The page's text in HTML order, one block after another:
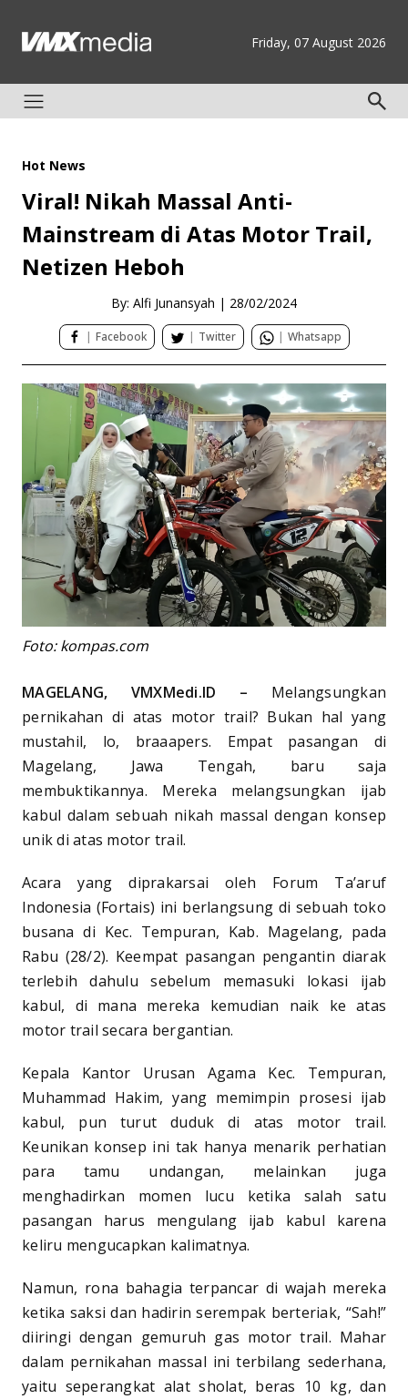
Friday, 07 August 2026
Hot News
Viral! Nikah Massal Anti-
Mainstream di Atas Motor Trail,
Netizen Heboh
By: Alfi Junansyah | 28/02/2024
| Facebook | Twitter | Whatsapp
Foto: kompas.com
MAGELANG, VMXMedi.ID – Melangsungkan
pernikahan di atas motor trail? Bukan hal yang
mustahil, lo, braaapers. Empat pasangan di
Magelang, Jawa Tengah, baru saja
membuktikannya. Mereka melangsungkan ijab
kabul dalam sebuah nikah massal dengan konsep
unik di atas motor trail.
Acara yang diprakarsai oleh Forum Ta’aruf
Indonesia (Fortais) ini berlangsung di sebuah toko
busana di Kec. Tempuran, Kab. Magelang, pada
Rabu (28/2). Keempat pasangan pengantin diarak
terlebih dahulu sebelum memasuki lokasi ijab
kabul, di mana mereka kemudian naik ke atas
motor trail secara bergantian.
Kepala Kantor Urusan Agama Kec. Tempuran,
Muhammad Hakim, yang memimpin prosesi ijab
kabul, pun turut duduk di atas motor trail.
Keunikan konsep ini tak hanya menarik perhatian
para tamu undangan, melainkan juga
menghadirkan momen lucu ketika salah satu
pasangan harus mengulang ijab kabul karena
keliru mengucapkan kalimatnya.
Namun, rona bahagia terpancar di wajah mereka
ketika saksi dan hadirin serempak berteriak, “Sah!”
diiringi dengan gemuruh gas motor trail. Mahar
dalam pernikahan massal ini terbilang sederhana,
yaitu seperangkat alat sholat, beras 10 kg, dan